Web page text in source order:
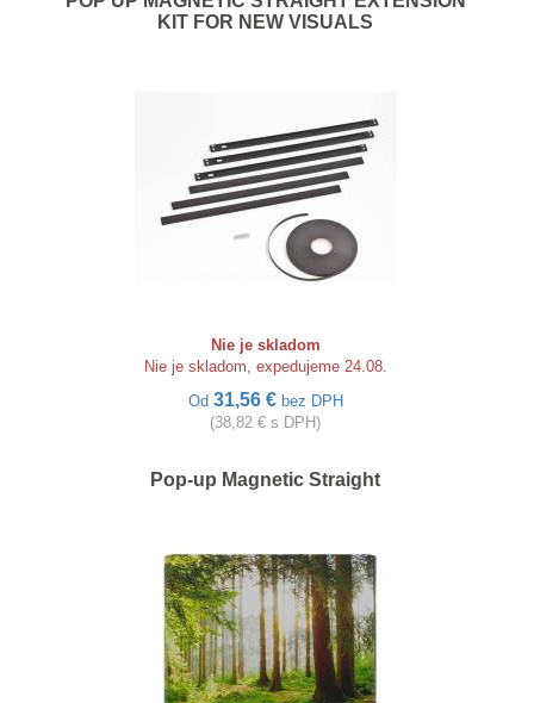
KIT FOR NEW VISUALS
Nie je skladom
Nie je skladom, expedujeme 24.08.
Od 31,56 € bez DPH
(38,82 € s DPH)
Pop-up Magnetic Straight